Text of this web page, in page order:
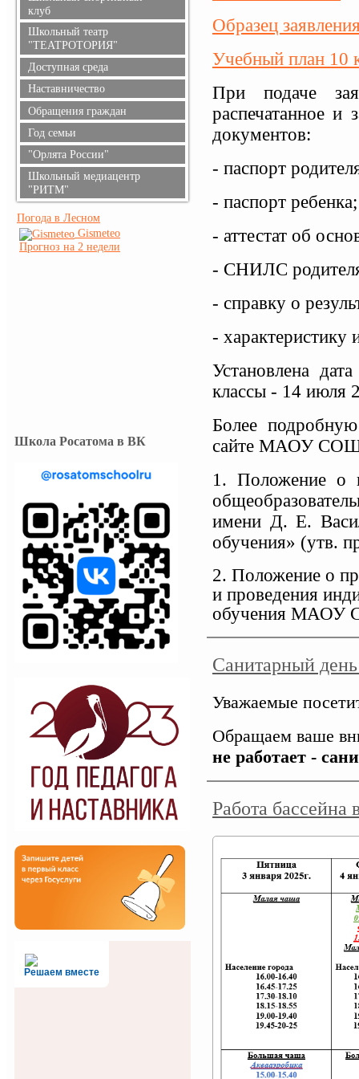
клуб
Школьный театр
"ТЕАТРОТОРИЯ"
Доступная среда
Наставничество
Обращения граждан
Год семьи
"Орлята России"
Школьный медиацентр
"РИТМ"
Погода в Лесном
Gismeteo
Прогноз на 2 недели
Школа Росатома в ВК
Решаем вместе
Образец
Учебный план 10
При подаче
распечатанное и
документов:
- паспорт
- паспорт ребенка;
- аттестат об
- СНИЛС
- справку о
- характеристику
Установлена
классы - 14 июля
Более
сайте МАОУ
1. Положение о
имени Д. Е.
обучения» (утв.
2. Положение о
и проведения
обучения МАОУ
Санитарный
Уважаемые
Обращаем ваше
не работает -
Работа бассейна